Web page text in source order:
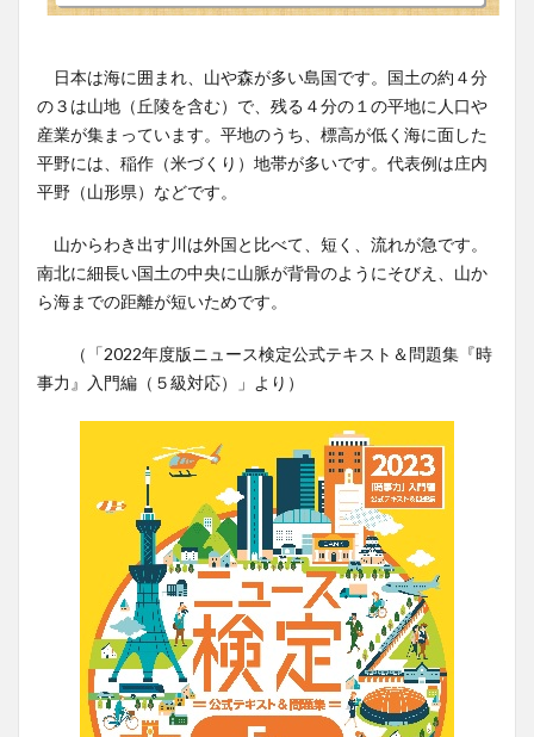
日本は海に囲まれ、山や森が多い島国です。国土の約４分
の３は山地（丘陵を含む）で、残る４分の１の平地に人口や
産業が集まっています。平地のうち、標高が低く海に面した
平野には、稲作（米づくり）地帯が多いです。代表例は庄内
平野（山形県）などです。
山からわき出す川は外国と比べて、短く、流れが急です。
南北に細長い国土の中央に山脈が背骨のようにそびえ、山か
ら海までの距離が短いためです。
（「2022年度版ニュース検定公式テキスト＆問題集『時
事力』入門編（５級対応）」より）